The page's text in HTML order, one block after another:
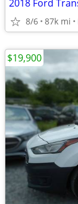
2018 Ford
8/6 87k mi
$19,900